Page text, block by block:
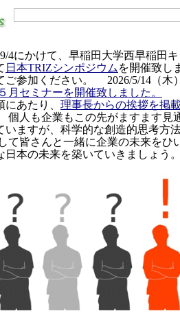
4にかけて、早稲田大学西早稲田
日本TRIZシンポジウム を開催致し
参加ください。 2026/5/14（木
月セミナーを開催致しました。
あたり、 理事長からの挨拶を掲
個人も企業もこの先がますます見
いますが、科学的な創造的思考方
て皆さんと一緒に企業の未来をひ
日本の未来を築いていきましょう